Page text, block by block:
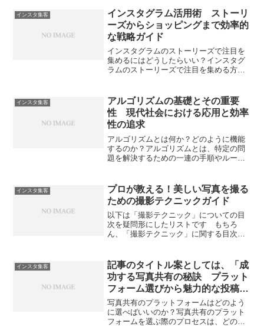
る戦略的な改善策を考えることが、新た
なフォロワーを獲得する上...
インスタ集客
インスタグラム活用術 ストーリ
ーズからショッピングまで効率的
な戦略ガイド
インスタグラムのストーリーズで注目を
集めるにはどうしたらいい？インスタグ
ラムのストーリーズで注目を集める方法
アできる機能で、ユーザーとのエンゲー
ジメントを向上させる強...
インスタ集客
アルゴリズムの基礎とその重要
性 現代社会における応用と効率
性の追求
アルゴリズムとは何か？どのように機能
するのか？アルゴリズムとは、特定の問
題を解決するための一連の手順やルール
であり、それを通じて入力を処理し、望
ましい出力を得る方法を体...
インスタ集客
プロが教える！美しい写真を撮る
ための撮影テクニックガイド
以下は「撮影テクニック」についての目
次を疑問形にしたリストです もちろ
ん、「撮影テクニック」に関する目次を
ます。ただし、ご質問の具体的な内容や
目次の項目についての情報が...
インスタ集客
記事のタイトル案としては、「成
功する写真共有の秘訣 プラット
フォーム選びから魅力的な投稿ま
で」が良いかと思います。
写真共有のプラットフォームはどのよう
に選べばいいのか？写真共有のプラット
フォームを選ぶ際のプロセスは、どのよ